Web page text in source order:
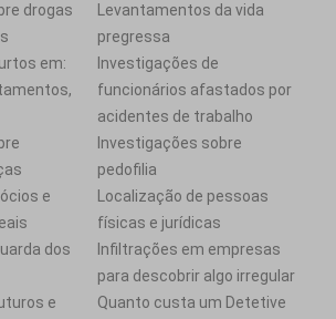
drogas
Levantamentos da vida
pregressa
em:
Investigações de
funcionários afastados por
acidentes de trabalho
Investigações sobre
pedofilia
e
Localização de pessoas
físicas e jurídicas
dos
Infiltrações em empresas
para descobrir algo irregular
e
Quanto custa um Detetive